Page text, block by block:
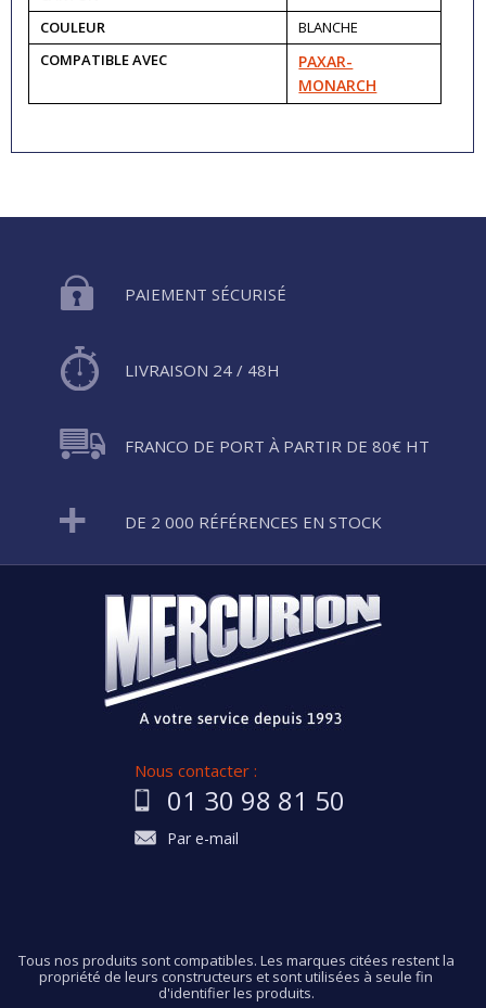
COULEUR
BLANCHE
COMPATIBLE AVEC
PAXAR-
MONARCH
PAIEMENT SÉCURISÉ
LIVRAISON 24 / 48H
FRANCO DE PORT À PARTIR DE 80€ HT
DE 2 000 RÉFÉRENCES EN STOCK
Nous contacter :
01 30 98 81 50
Par e-mail
Tous nos produits sont compatibles. Les marques citées restent la
propriété de leurs constructeurs et sont utilisées à seule fin
d'identifier les produits.